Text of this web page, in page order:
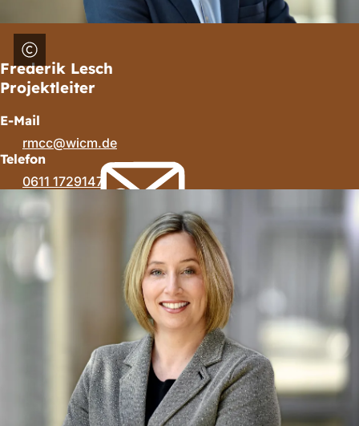
Frederik Lesch
Projektleiter
E-Mail
rmcc
wicm de
Telefon
0611 1729147